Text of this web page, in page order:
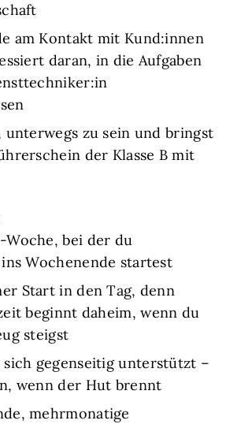
am Kontakt mit Kund:innen
daran, in die Aufgaben
unterwegs zu sein und bringst
der Klasse B mit
Woche, bei der du
Wochenende startest
Start in den Tag, denn
beginnt daheim, wenn du
steigst
sich gegenseitig unterstützt –
wenn der Hut brennt
mehrmonatige